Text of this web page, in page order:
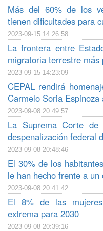
Más del 60% de los
tienen dificultades para
2023-09-15 14:26:58
La frontera entre
migratoria terrestre más
2023-09-15 14:23:09
CEPAL rendirá
Carmelo Soria
2023-09-08 20:49:57
La Suprema Corte
despenalización federal
2023-09-08 20:48:46
El 30% de los
le han hecho frente a
2023-09-08 20:41:42
El 8% de las
extrema para 2030
2023-09-08 20:39:16